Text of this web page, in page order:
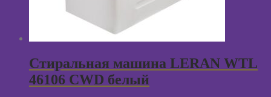
Стиральная машина LERAN WTL
46106 CWD белый